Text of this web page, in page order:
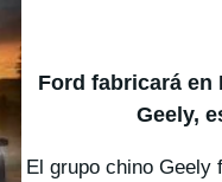
Ford fabricará en
Geely,
El grupo chino